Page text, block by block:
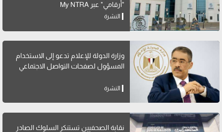
"أرقامي" عبر My NTRA
النشرة
وزارة الدولة للإعلام تدعو إلى الاستخدام
المسؤول لصفحات التواصل الاجتماعي
النشرة
نقابة الصحفيين تستنكر السلوك الصادر